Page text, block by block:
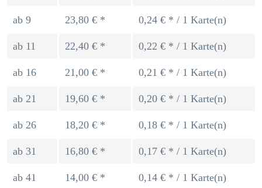
ab 9 23,80 € * 0,24 € * / 1 Karte(n)
ab 11 22,40 € * 0,22 € * / 1 Karte(n)
ab 16 21,00 € * 0,21 € * / 1 Karte(n)
ab 21 19,60 € * 0,20 € * / 1 Karte(n)
ab 26 18,20 € * 0,18 € * / 1 Karte(n)
ab 31 16,80 € * 0,17 € * / 1 Karte(n)
ab 41 14,00 € * 0,14 € * / 1 Karte(n)